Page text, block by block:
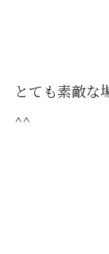
とても素敵な
^^